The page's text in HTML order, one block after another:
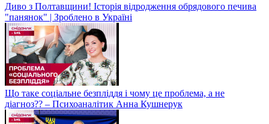
Диво з Полтавщини! Історія відродження обрядового печива
"панянок" | Зроблено в Україні
Що таке соціальне безпліддя і чому це проблема, а не
діагноз?? – Психоаналітик Анна Кушнерук